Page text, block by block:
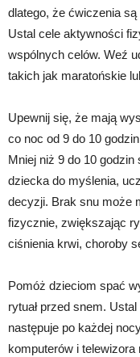
dlatego, że ćwiczenia są
Ustal cele aktywności
wspólnych celów. Weź
takich jak maratońskie
Upewnij się, że mają
co noc od 9 do 10
Mniej niż 9 do 10 godzin
dziecka do myślenia,
decyzji. Brak snu może
fizycznie, zwiększając
ciśnienia krwi, choroby
Pomóż dzieciom spać
rytuał przed snem.
następuje po każdej
komputerów i